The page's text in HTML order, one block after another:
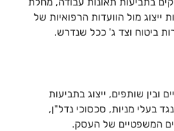
ייצוג מול הוועדות הרפואיות של
ביטוח וצד ג' ככל שנדרש.
ובין שותפים, ייצוג בתביעות
בעלי מניות, סכסוכי נדל"ן,
המשפטיים של העסק.